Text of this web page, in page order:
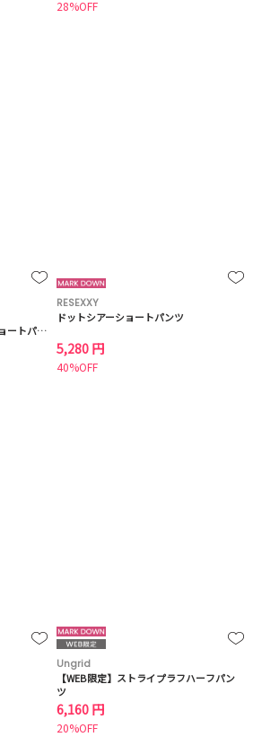
28%OFF
ートパン
RESEXXY
ドットシアーショートパンツ
5,280 円
40%OFF
Ungrid
【WEB限定】ストライプラフハーフパン
ツ
6,160 円
20%OFF